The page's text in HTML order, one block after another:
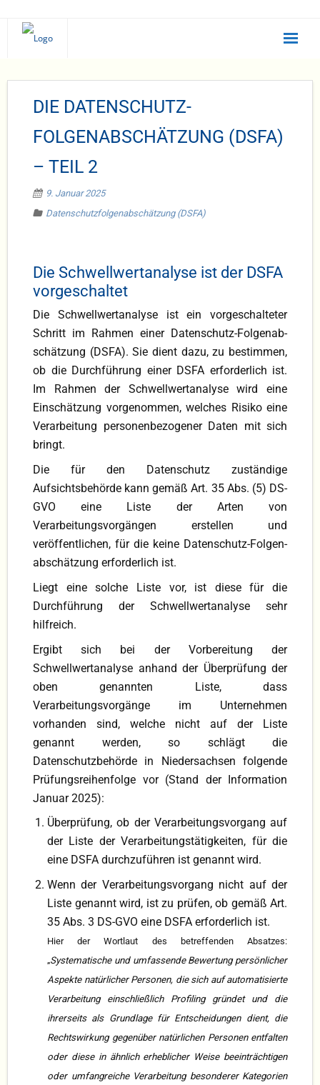
Selbsttest
Irrtümer
Beratung
Umsetzung
EQUAL PAY
DS-GVO
DIE DATENSCHUTZ-
FOLGENABSCHÄTZUNG (DSFA)
– TEIL 2
9. Januar 2025
Datenschutzfolgenabschätzung (DSFA)
Die Schwellwertanalyse ist der DSFA
vorgeschaltet
Die Schwellwertanalyse ist ein vorgeschalteter
Schritt im Rahmen einer Datenschutz-Folgen­ab­
schät­zung (DSFA). Sie dient dazu, zu bestimmen,
ob die Durchführung einer DSFA erforderlich ist.
Im Rahmen der Schwellwertanalyse wird eine
Einschätzung vorgenommen, welches Risiko eine
Verarbeitung personenbezogener Daten mit sich
bringt.
Die für den Datenschutz zuständige
Aufsichtsbehörde kann gemäß Art. 35 Abs. (5) DS-
GVO eine Liste der Arten von
Verarbeitungsvorgängen erstellen und
veröffentlichen, für die keine Datenschutz-Folgen­
abschätzung erforderlich ist.
Liegt eine solche Liste vor, ist diese für die
Durchführung der Schwellwertanalyse sehr
hilfreich.
Ergibt sich bei der Vorbereitung der
Schwellwertanalyse anhand der Überprüfung der
oben genannten Liste, dass
Verarbeitungsvorgänge im Unternehmen
vorhanden sind, welche nicht auf der Liste
genannt werden, so schlägt die
Datenschutzbehörde in Niedersachsen folgende
Prüfungsreihenfolge vor (Stand der Information
Januar 2025):
Überprüfung, ob der Verarbeitungsvorgang auf
der Liste der Verarbeitungstätigkeiten, für die
eine DSFA durchzuführen ist genannt wird.
Wenn der Verarbeitungsvorgang nicht auf der
Liste genannt wird, ist zu prüfen, ob gemäß Art.
35 Abs. 3 DS-GVO eine DSFA erforderlich ist.
Hier der Wortlaut des betreffenden Absatzes:
„Systematische und umfassende Bewertung persönlicher
Aspekte natürlicher Personen, die sich auf automatisierte
Verarbeitung einschließlich Profiling gründet und die
ihrerseits als Grundlage für Entscheidungen dient, die
Rechtswirkung gegenüber natürlichen Personen entfalten
oder diese in ähnlich erheblicher Weise beeinträchtigen
oder umfangreiche Verarbeitung besonderer Kategorien